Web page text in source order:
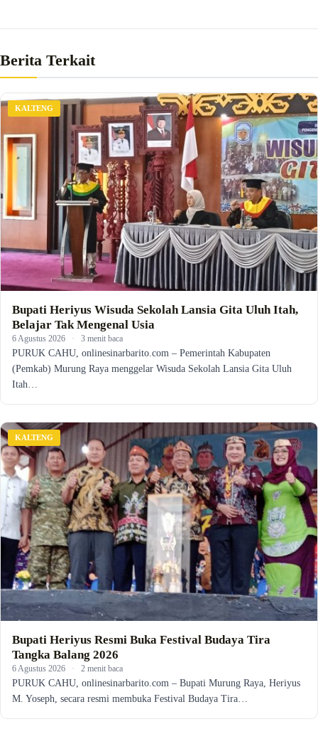
Berita Terkait
KALTENG
Bupati Heriyus Wisuda Sekolah Lansia Gita Uluh Itah,
Belajar Tak Mengenal Usia
6 Agustus 2026 · 3 menit baca
PURUK CAHU, onlinesinarbarito.com – Pemerintah Kabupaten
(Pemkab) Murung Raya menggelar Wisuda Sekolah Lansia Gita Uluh
Itah…
KALTENG
Bupati Heriyus Resmi Buka Festival Budaya Tira
Tangka Balang 2026
6 Agustus 2026 · 2 menit baca
PURUK CAHU, onlinesinarbarito.com – Bupati Murung Raya, Heriyus
M. Yoseph, secara resmi membuka Festival Budaya Tira…